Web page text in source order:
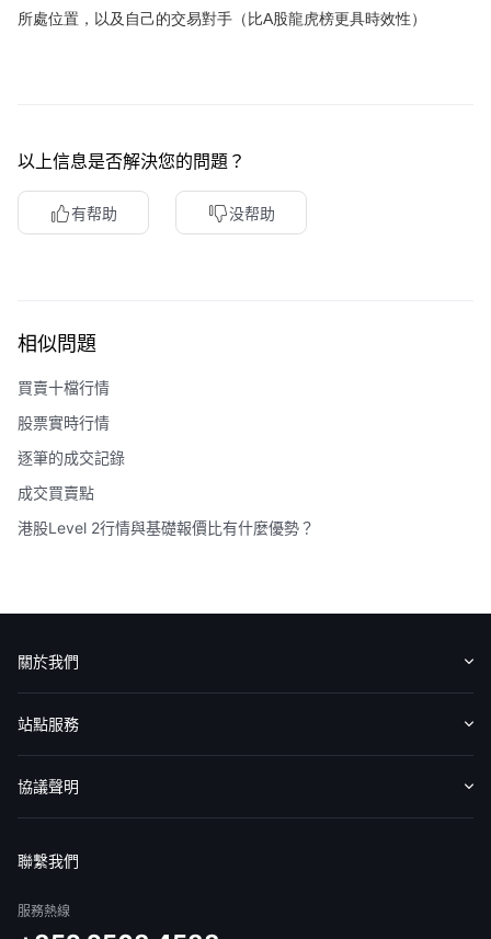
所處位置，以及自己的交易對手（比A股龍虎榜更具時效性）
以上信息是否解決您的問題？
有帮助 没帮助
相似問題
買賣十檔行情
股票實時行情
逐筆的成交記錄
成交買賣點
港股Level 2行情與基礎報價比有什麼優勢？
關於我們
認識華盛
媒體報導
意見反饋
站點服務
收費標準
交易工具
幫助中心
協議聲明
聯繫我們
服務熱線